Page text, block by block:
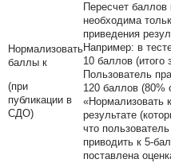
Нормализовать
баллы к
(при
публикации в
СДО)
Пересчет
необходима
приведения
Например: в
10 баллов (итого
Пользователь
120 баллов (80%
«Нормализовать
результате
что
приводить к 5-
поставлена